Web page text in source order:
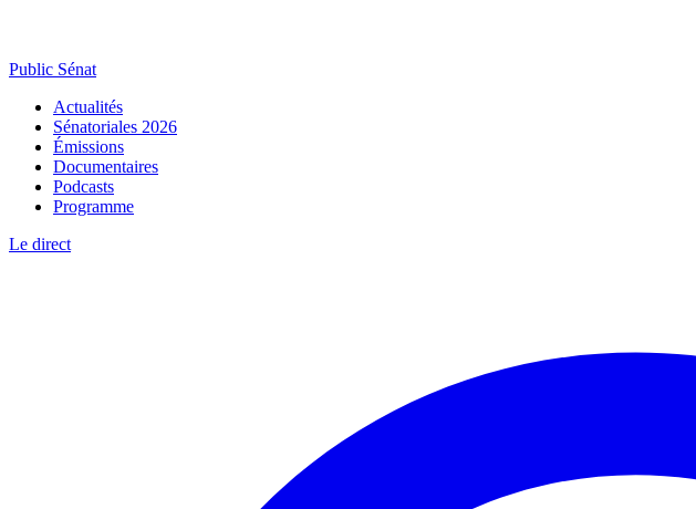
Public Sénat
Actualités
Sénatoriales 2026
Émissions
Documentaires
Podcasts
Programme
Le direct